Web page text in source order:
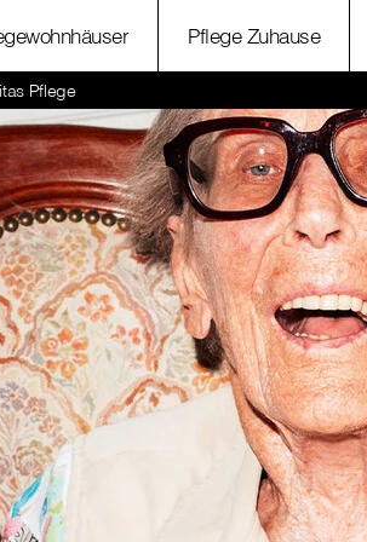
Pflege Zuhause
Pflege